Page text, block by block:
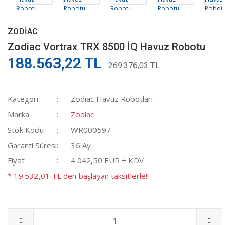
ZODIAC
Zodiac Vortrax TRX 8500 İQ Havuz Robotu
188.563,22 TL 269.376,03 TL
Kategori
Zodiac Havuz Robotları
Marka
Zodiac
Stok Kodu
WR000597
Garanti Süresi
36 Ay
Fiyat
4.042,50 EUR + KDV
* 19.532,01 TL den başlayan taksitlerle!!